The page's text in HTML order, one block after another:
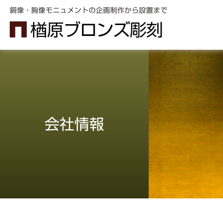
銅像・胸像モニュメントの企画制作から設置まで
制作のご案内
会社情報